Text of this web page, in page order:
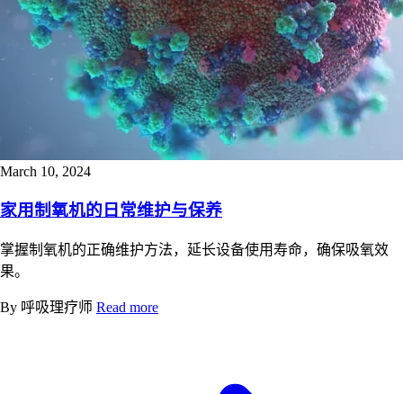
March 10, 2024
家用制氧机的日常维护与保养
掌握制氧机的正确维护方法，延长设备使用寿命，确保吸氧效
果。
By 呼吸理疗师 Read more